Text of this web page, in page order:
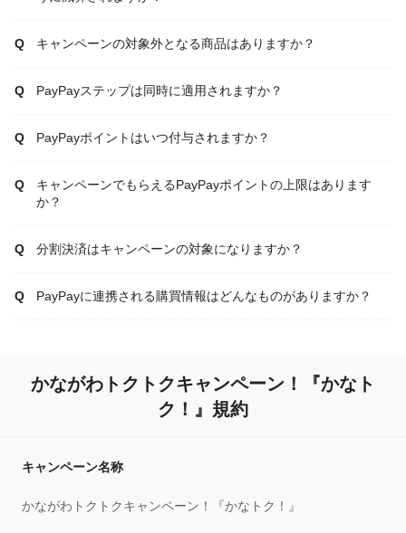
キャンペーンの対象外となる商品はありますか？
PayPayステップは同時に適用されますか？
PayPayポイントはいつ付与されますか？
キャンペーンでもらえるPayPayポイントの上限はあります
か？
分割決済はキャンペーンの対象になりますか？
PayPayに連携される購買情報はどんなものがありますか？
かながわトクトクキャンペーン！『かなト
ク！』規約
キャンペーン名称
かながわトクトクキャンペーン！『かなトク！』